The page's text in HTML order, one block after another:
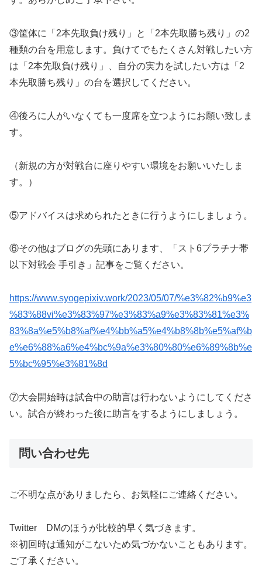
③筐体に「2本先取負け残り」と「2本先取勝ち残り」の2
種類の台を用意します。負けてでもたくさん対戦したい方
は「2本先取負け残り」、自分の実力を試したい方は「2
本先取勝ち残り」の台を選択してください。
④後ろに人がいなくても一度席を立つようにお願い致しま
す。
（新規の方が対戦台に座りやすい環境をお願いいたしま
す。）
⑤アドバイスは求められたときに行うようにしましょう。
⑥その他はブログの先頭にあります、「スト6プラチナ帯
以下対戦会 手引き」記事をご覧ください。
https://www.syogepixiv.work/2023/05/07/%e3%82%b9%e3
%83%88vi%e3%83%97%e3%83%a9%e3%83%81%e3%
83%8a%e5%b8%af%e4%bb%a5%e4%b8%8b%e5%af%b
e%e6%88%a6%e4%bc%9a%e3%80%80%e6%89%8b%e
5%bc%95%e3%81%8d
⑦大会開始時は試合中の助言は行わないようにしてくださ
い。試合が終わった後に助言をするようにしましょう。
問い合わせ先
ご不明な点がありましたら、お気軽にご連絡ください。
Twitter DMのほうが比較的早く気づきます。
※初回時は通知がこないため気づかないこともあります。
ご了承ください。